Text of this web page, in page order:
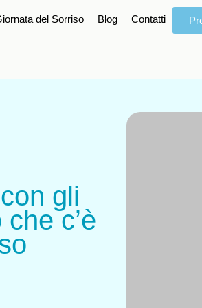
del Sorriso Blog Contatti
gli
c’è